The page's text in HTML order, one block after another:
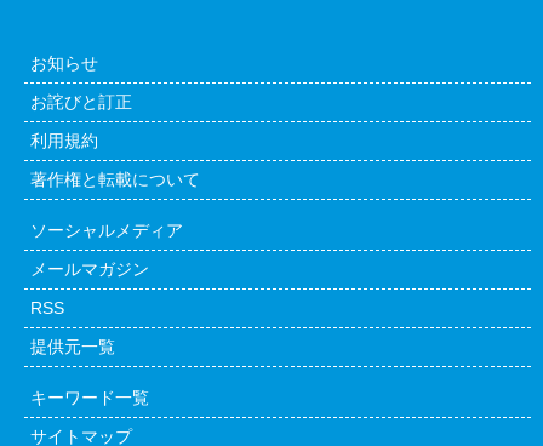
お知らせ
お詫びと訂正
利用規約
著作権と転載について
ソーシャルメディア
メールマガジン
RSS
提供元一覧
キーワード一覧
サイトマップ